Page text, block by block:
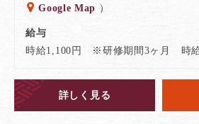
Google Map ）
給与
時給1,100円 ※研修期間3ヶ月 時
詳しく見る